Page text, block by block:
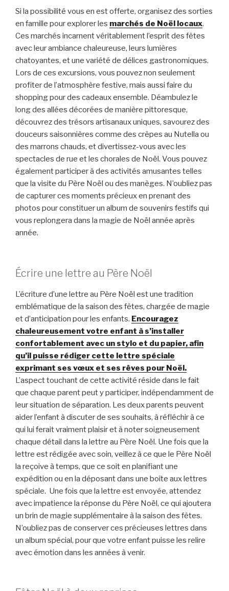
Si la possibilité vous en est offerte, organisez des sorties
en famille pour explorer les marchés de Noël locaux.
Ces marchés incarnent véritablement l’esprit des fêtes
avec leur ambiance chaleureuse, leurs lumières
chatoyantes, et une variété de délices gastronomiques.
Lors de ces excursions, vous pouvez non seulement
profiter de l’atmosphère festive, mais aussi faire du
shopping pour des cadeaux ensemble. Déambulez le
long des allées décorées de manière pittoresque,
découvrez des trésors artisanaux uniques, savourez des
douceurs saisonnières comme des crêpes au Nutella ou
des marrons chauds, et divertissez-vous avec les
spectacles de rue et les chorales de Noël. Vous pouvez
également participer à des activités amusantes telles
que la visite du Père Noël ou des manèges. N’oubliez pas
de capturer ces moments précieux en prenant des
photos pour constituer un album de souvenirs festifs qui
vous replongera dans la magie de Noël année après
année.
Écrire une lettre au Père Noël
L’écriture d’une lettre au Père Noël est une tradition
emblématique de la saison des fêtes, chargée de magie
et d’anticipation pour les enfants. Encouragez
chaleureusement votre enfant à s’installer
confortablement avec un stylo et du papier, afin
qu’il puisse rédiger cette lettre spéciale
exprimant ses vœux et ses rêves pour Noël.
L’aspect touchant de cette activité réside dans le fait
que chaque parent peut y participer, indépendamment de
leur situation de séparation. Les deux parents peuvent
aider l’enfant à discuter de ses souhaits, à réfléchir à ce
qui lui ferait vraiment plaisir et à noter soigneusement
chaque détail dans la lettre au Père Noël. Une fois que la
lettre est rédigée avec soin, veillez à ce que le Père Noël
la reçoive à temps, que ce soit en planifiant une
expédition ou en la déposant dans une boîte aux lettres
spéciale. Une fois que la lettre est envoyée, attendez
avec impatience la réponse du Père Noël, ce qui ajoutera
un brin de magie supplémentaire à la saison des fêtes.
N’oubliez pas de conserver ces précieuses lettres dans
un album spécial, pour que votre enfant puisse les relire
avec émotion dans les années à venir.